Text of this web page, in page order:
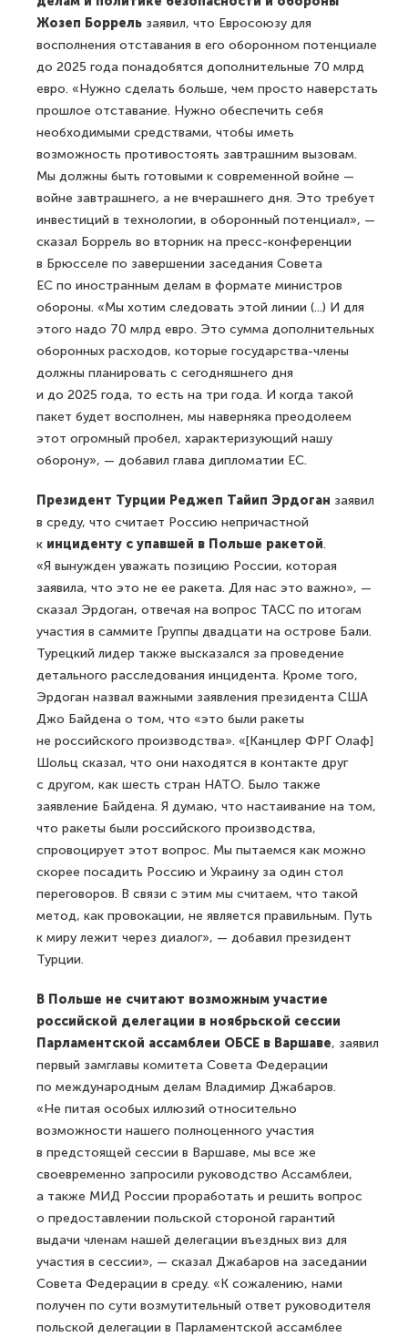
Жозеп Боррель заявил, что Евросоюзу для
восполнения отставания в его оборонном потенциале
до 2025 года понадобятся дополнительные 70 млрд
евро. «Нужно сделать больше, чем просто наверстать
прошлое отставание. Нужно обеспечить себя
необходимыми средствами, чтобы иметь
возможность противостоять завтрашним вызовам.
Мы должны быть готовыми к современной войне —
войне завтрашнего, а не вчерашнего дня. Это требует
инвестиций в технологии, в оборонный потенциал», —
сказал Боррель во вторник на пресс-конференции
в Брюсселе по завершении заседания Совета
ЕС по иностранным делам в формате министров
обороны. «Мы хотим следовать этой линии (...) И для
этого надо 70 млрд евро. Это сумма дополнительных
оборонных расходов, которые государства-члены
должны планировать с сегодняшнего дня
и до 2025 года, то есть на три года. И когда такой
пакет будет восполнен, мы наверняка преодолеем
этот огромный пробел, характеризующий нашу
оборону», — добавил глава дипломатии ЕС.
Президент Турции Реджеп Тайип Эрдоган заявил
в среду, что считает Россию непричастной
к инциденту с упавшей в Польше ракетой.
«Я вынужден уважать позицию России, которая
заявила, что это не ее ракета. Для нас это важно», —
сказал Эрдоган, отвечая на вопрос ТАСС по итогам
участия в саммите Группы двадцати на острове Бали.
Турецкий лидер также высказался за проведение
детального расследования инцидента. Кроме того,
Эрдоган назвал важными заявления президента США
Джо Байдена о том, что «это были ракеты
не российского производства». «[Канцлер ФРГ Олаф]
Шольц сказал, что они находятся в контакте друг
с другом, как шесть стран НАТО. Было также
заявление Байдена. Я думаю, что настаивание на том,
что ракеты были российского производства,
спровоцирует этот вопрос. Мы пытаемся как можно
скорее посадить Россию и Украину за один стол
переговоров. В связи с этим мы считаем, что такой
метод, как провокации, не является правильным. Путь
к миру лежит через диалог», — добавил президент
Турции.
В Польше не считают возможным участие
российской делегации в ноябрьской сессии
Парламентской ассамблеи ОБСЕ в Варшаве, заявил
первый замглавы комитета Совета Федерации
по международным делам Владимир Джабаров.
«Не питая особых иллюзий относительно
возможности нашего полноценного участия
в предстоящей сессии в Варшаве, мы все же
своевременно запросили руководство Ассамблеи,
а также МИД России проработать и решить вопрос
о предоставлении польской стороной гарантий
выдачи членам нашей делегации въездных виз для
участия в сессии», — сказал Джабаров на заседании
Совета Федерации в среду. «К сожалению, нами
получен по сути возмутительный ответ руководителя
польской делегации в Парламентской ассамблее